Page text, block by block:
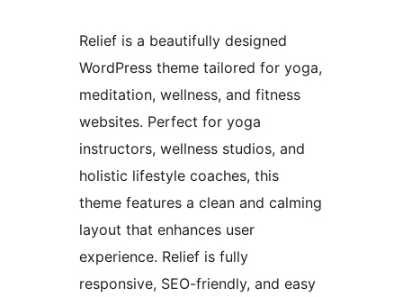
Relief is a beautifully designed
WordPress theme tailored for yoga,
meditation, wellness, and fitness
websites. Perfect for yoga
instructors, wellness studios, and
holistic lifestyle coaches, this
theme features a clean and calming
layout that enhances user
experience. Relief is fully
responsive, SEO-friendly, and easy